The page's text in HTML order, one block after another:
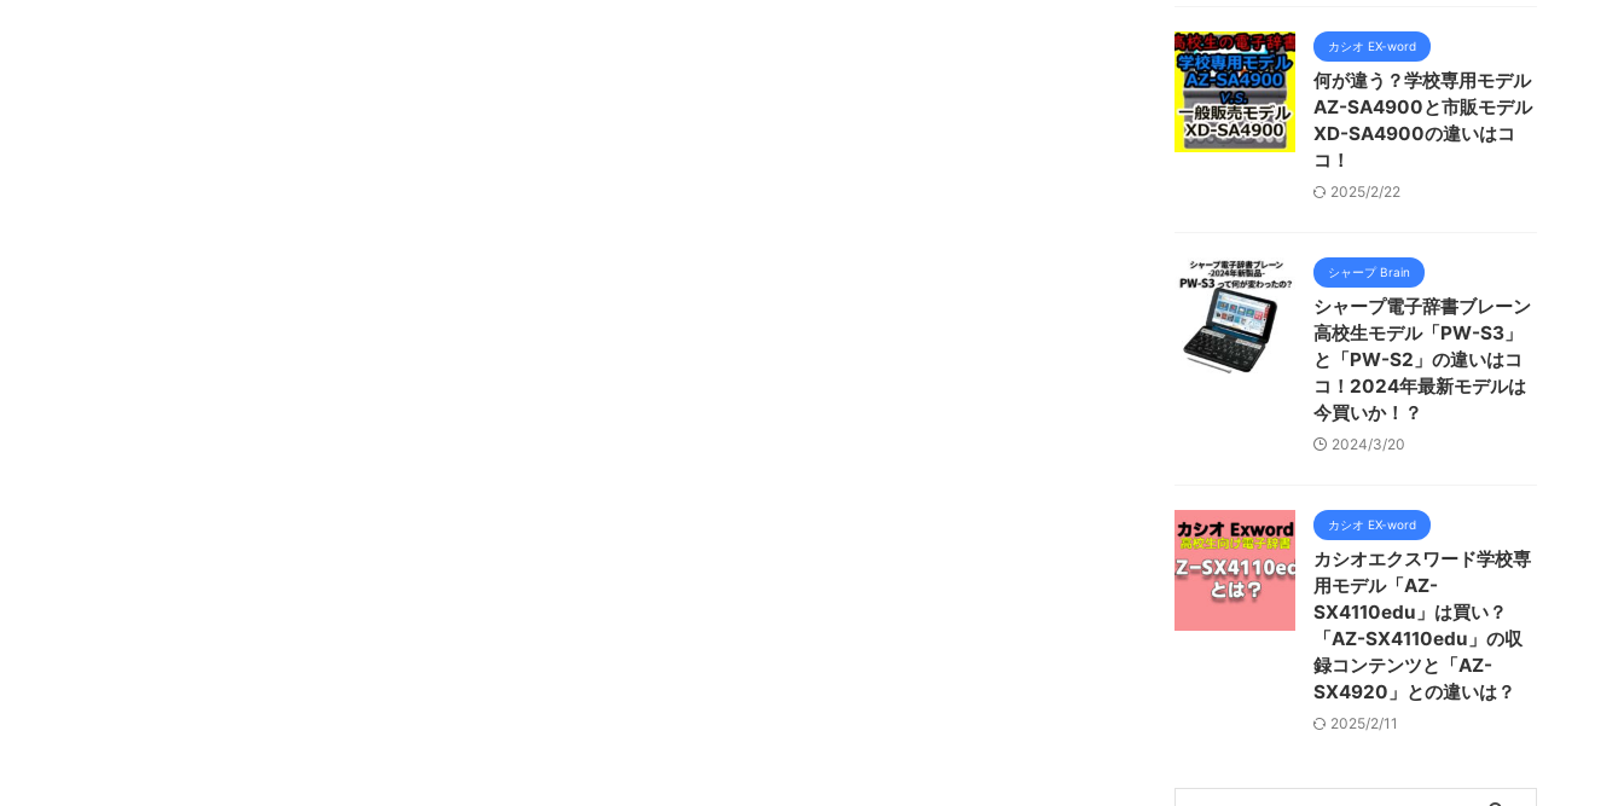
カシオ EX-word
何が違う？学校専用モデル
AZ-SA4900と市販モデル
XD-SA4900の違いはコ
コ！
2025/2/22
シャープ Brain
シャープ電子辞書ブレーン
高校生モデル「PW-S3」
と「PW-S2」の違いはコ
コ！2024年最新モデルは
今買いか！？
2024/3/20
カシオ EX-word
カシオエクスワード学校専
用モデル「AZ-
SX4110edu」は買い？
「AZ-SX4110edu」の収
録コンテンツと「AZ-
SX4920」との違いは？
2025/2/11